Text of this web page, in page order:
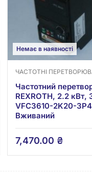
Немає в наявності
ЧАСТОТНІ
Частотний
REXROTH, 2.2 кВт,
VFC3610-2K20-
Вживаний
7,470.00 ₴